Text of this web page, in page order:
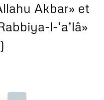
Akbar» et
l-‘a’lâ»